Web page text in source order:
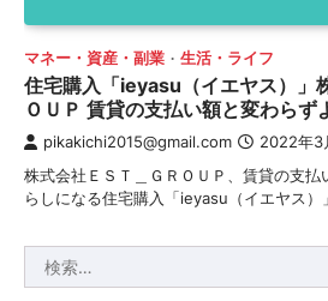
マネー・資産・副業 生活・ライフ
住宅購入「ieyasu（イエヤス）」
ＯＵＰ 賃貸の支払い額と変わらず
pikakichi2015@gmail.com 2022年3
株式会社ＥＳＴ＿ＧＲＯＵＰ、賃貸の支払
らしになる住宅購入「ieyasu（イエヤス）」
索: